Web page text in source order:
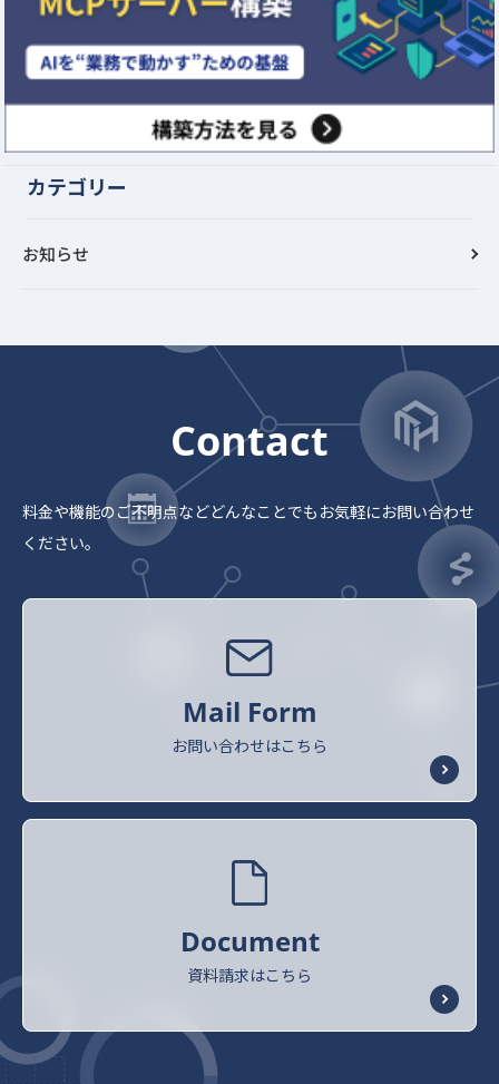
カテゴリー
お知らせ
Contact
料金や機能のご不明点などどんなことでもお気軽にお問い合わせ
ください。
Mail Form
お問い合わせはこちら
Document
資料請求はこちら